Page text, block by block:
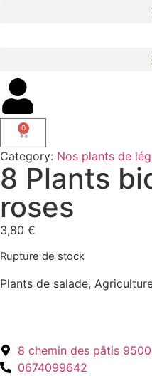
0
Category: Nos plants de
8 Plants
roses
3,80 €
Rupture de stock
Plants de salade,
8 chemin des pâtis
0674099642